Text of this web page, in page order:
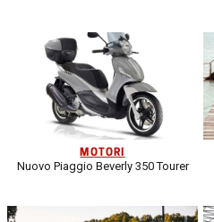
MOTORI
Nuovo Piaggio Beverly 350 Tourer